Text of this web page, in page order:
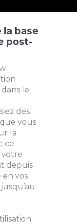
base
post-
le
des
vous
la
ce
votre
depuis
en vos